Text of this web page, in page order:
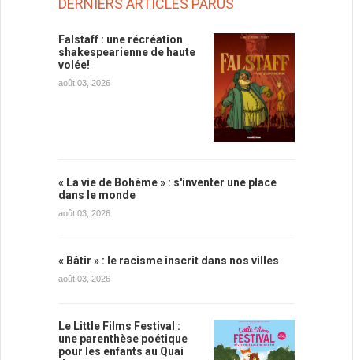
DERNIERS ARTICLES PARUS
Falstaff : une récréation
shakespearienne de haute
volée!
août 03, 2026
« La vie de Bohème » : s'inventer une place
dans le monde
août 03, 2026
« Bâtir » : le racisme inscrit dans nos villes
août 03, 2026
Le Little Films Festival :
une parenthèse poétique
pour les enfants au Quai